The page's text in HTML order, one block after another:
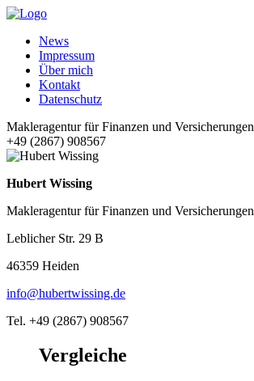
News
Impressum
Über mich
Kontakt
Datenschutz
Makleragentur für Finanzen und Versicherungen
+49 (2867) 908567
Hubert Wissing
Makleragentur für Finanzen und Versicherungen
Leblicher Str. 29 B
46359 Heiden
info@hubertwissing.de
Tel. +49 (2867) 908567
Vergleiche